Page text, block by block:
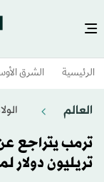
الرئيسية الشرق
العالم
تريليون دولار